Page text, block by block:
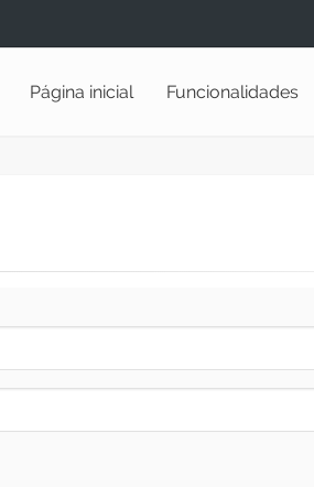
Página inicial Funcionalidades